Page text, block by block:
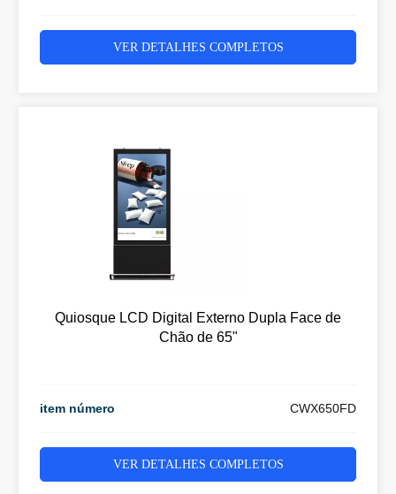
VER DETALHES COMPLETOS
Quiosque LCD Digital Externo Dupla Face de
Chão de 65"
item número CWX650FD
VER DETALHES COMPLETOS